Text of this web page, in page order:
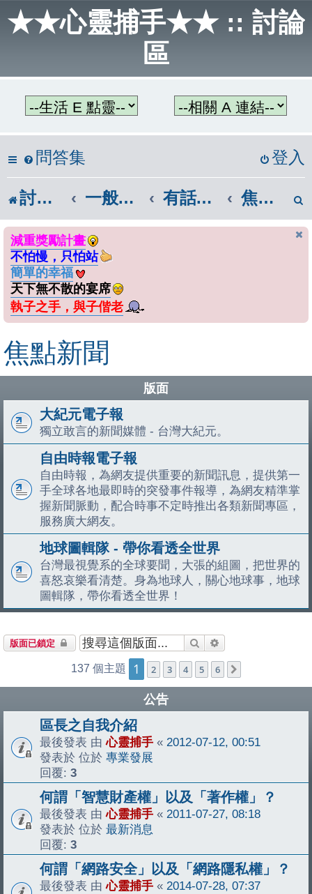
★★心靈捕手★★ :: 討論
區
問答集 登入
討論區首頁 一般話題區 有話大聲說 焦點新聞
減重獎勵計畫
不怕慢，只怕站
簡單的幸福
天下無不散的宴席
執子之手，與子偕老
焦點新聞
版面
大紀元電子報
獨立敢言的新聞媒體 - 台灣大紀元。
自由時報電子報
自由時報，為網友提供重要的新聞訊息，提供第一
手全球各地最即時的突發事件報導，為網友精準掌
握新聞脈動，配合時事不定時推出各類新聞專區，
服務廣大網友。
地球圖輯隊 - 帶你看透全世界
台灣最視覺系的全球要聞，大張的組圖，把世界的
喜怒哀樂看清楚。身為地球人，關心地球事，地球
圖輯隊，帶你看透全世界！
版面已鎖定 搜尋
137 個主題 1 2 3 4 5 6
公告
區長之自我介紹
最後發表 由心靈捕手 « 2012-07-12, 00:51
發表於 位於 專業發展
回覆: 3
何謂「智慧財產權」以及「著作權」？
最後發表 由心靈捕手 « 2011-07-27, 08:18
發表於 位於 最新消息
回覆: 3
何謂「網路安全」以及「網路隱私權」？
最後發表 由心靈捕手 « 2014-07-28, 07:37